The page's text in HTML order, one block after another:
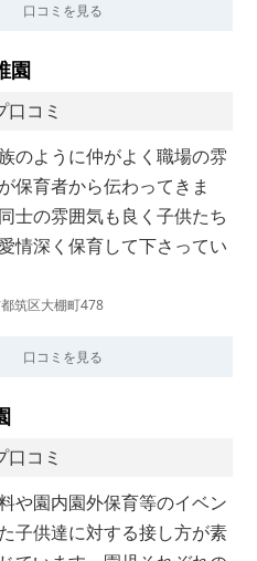
口コミを見る
園
口コミ
のように仲がよく職場の雰
保育者から伝わってきま
士の雰囲気も良く子供たち
情深く保育して下さってい
筑区大棚町478
口コミを見る
口コミ
や園内園外保育等のイベン
子供達に対する接し方が素